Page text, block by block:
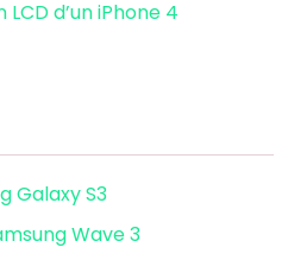
d’un iPhone 4
Galaxy S3
Wave 3